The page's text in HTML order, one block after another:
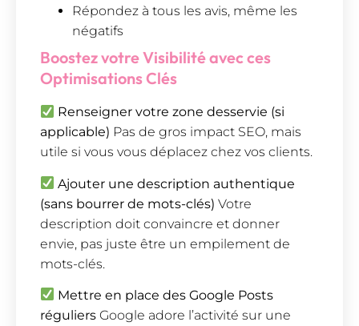
Répondez à tous les avis, même les
négatifs
Boostez votre Visibilité avec ces
Optimisations Clés
Renseigner votre zone desservie (si
applicable) Pas de gros impact SEO, mais
utile si vous vous déplacez chez vos clients.
Ajouter une description authentique
(sans bourrer de mots-clés) Votre
description doit convaincre et donner
envie, pas juste être un empilement de
mots-clés.
Mettre en place des Google Posts
réguliers Google adore l’activité sur une